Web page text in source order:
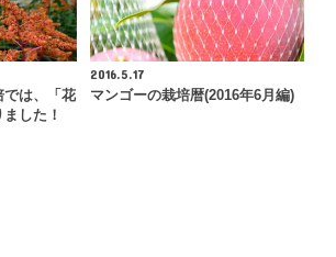
では、「花
した！
2016.5.17
マンゴーの栽培暦(2016年6月編)